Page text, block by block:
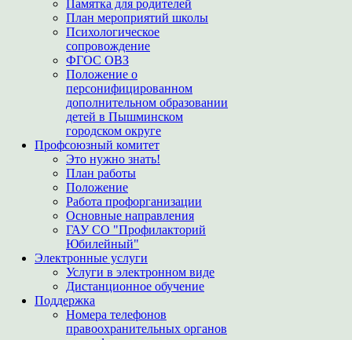
Памятка для родителей
План мероприятий школы
Психологическое
сопровождение
ФГОС ОВЗ
Положение о
персонифицированном
дополнительном образовании
детей в Пышминском
городском округе
Профсоюзный комитет
Это нужно знать!
План работы
Положение
Работа профорганизации
Основные направления
ГАУ СО "Профилакторий
Юбилейный"
Электронные услуги
Услуги в электронном виде
Дистанционное обучение
Поддержка
Номера телефонов
правоохранительных органов